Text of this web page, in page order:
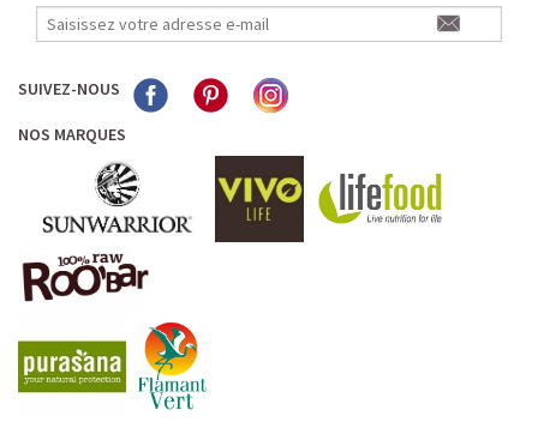
en minéraux et oligo-éléments
- extraction à froid garantissant le maintien des
DÉTOXIFIEZ ET REVITALISEZ VOUS AVEC LA
SPIRULINE BIO POUDRE
SUIVEZ-NOUS
NOS MARQUES